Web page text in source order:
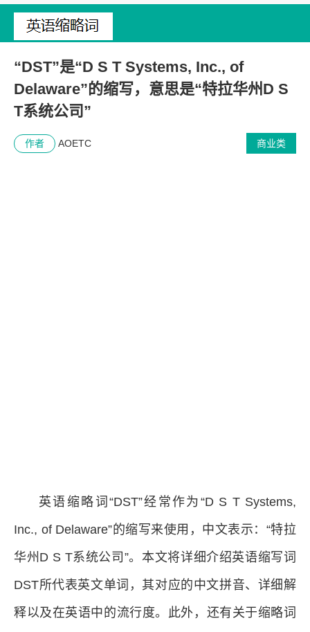
“DST”是“D S T Systems, Inc., of
Delaware”的缩写，意思是“特拉华州D S
T系统公司”
商业类
作者 AOETC
英语缩略词“DST”经常作为“D S T Systems,
Inc., of Delaware”的缩写来使用，中文表示：“特拉
华州D S T系统公司”。本文将详细介绍英语缩写词
DST所代表英文单词，其对应的中文拼音、详细解
释以及在英语中的流行度。此外，还有关于缩略词